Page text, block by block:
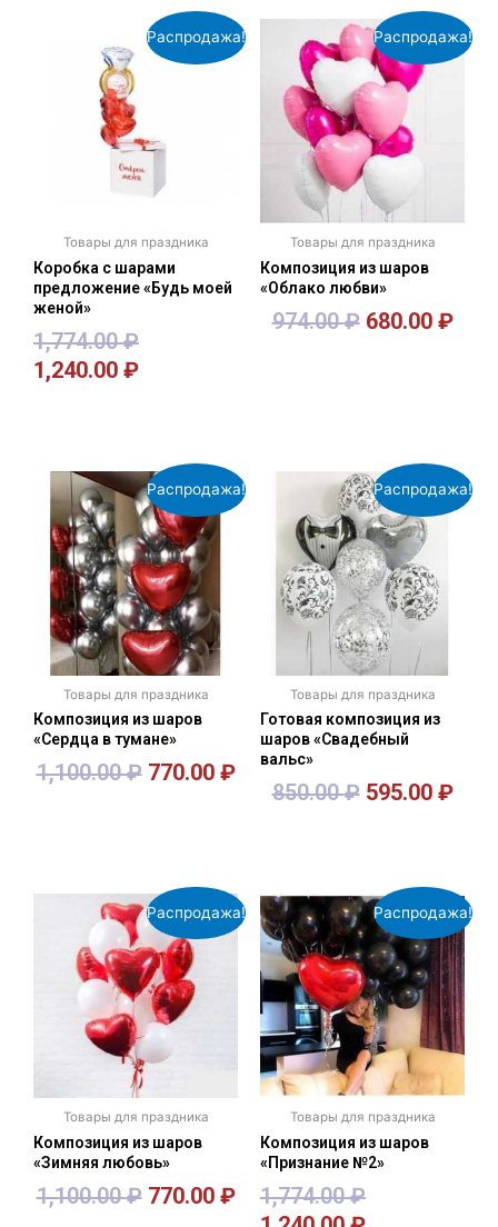
Распродажа!
Товары для праздника
Коробка с шарами
предложение «Будь моей
женой»
1,774.00₽
1,240.00 ₽
Распродажа!
Товары для праздника
Композиция из шаров
«Облако любви»
974.00₽ 680.00 ₽
Распродажа!
Товары для праздника
Композиция из шаров
«Сердца в тумане»
1,100.00₽ 770.00 ₽
Распродажа!
Товары для праздника
Готовая композиция из
шаров «Свадебный
вальс»
850.00₽ 595.00 ₽
Распродажа!
Товары для праздника
Композиция из шаров
«Зимняя любовь»
1,100.00₽ 770.00 ₽
Распродажа!
Товары для праздника
Композиция из шаров
«Признание №2»
1,774.00₽